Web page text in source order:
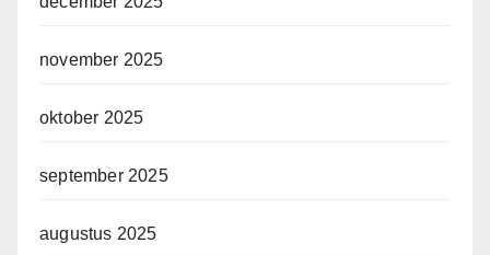
november 2025
oktober 2025
september 2025
augustus 2025